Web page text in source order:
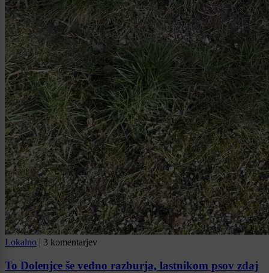
Lokalno | 3 komentarjev
To Dolenjce še vedno razburja, lastnikom psov zdaj